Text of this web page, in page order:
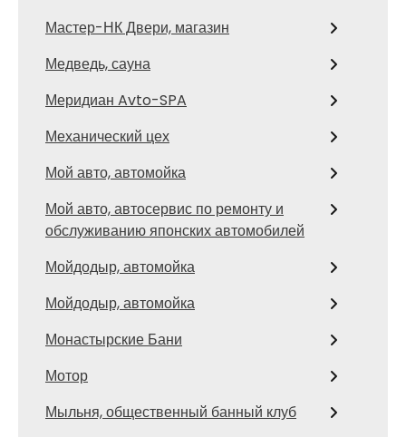
Мастер-НК Двери, магазин
Медведь, сауна
Меридиан Avto-SPA
Механический цех
Мой авто, автомойка
Мой авто, автосервис по ремонту и
обслуживанию японских автомобилей
Мойдодыр, автомойка
Мойдодыр, автомойка
Монастырские Бани
Мотор
Мыльня, общественный банный клуб